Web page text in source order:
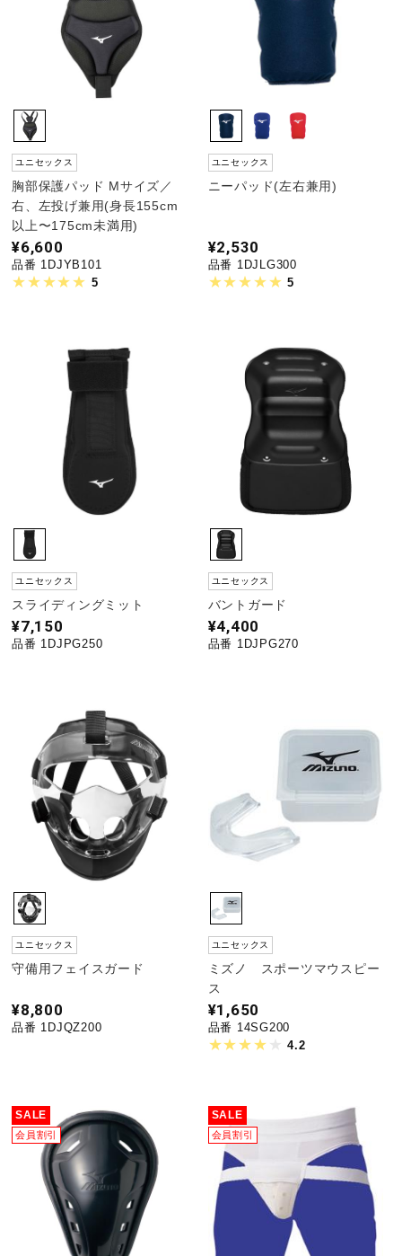
直営店一覧
ユニセックス
胸部保護パッド Mサイズ／
右、左投げ兼用(身長155cm
以上〜175cm未満用)
¥6,600
品番 1DJYB101
5
ユニセックス
ニーパッド(左右兼用)
¥2,530
品番 1DJLG300
5
ユニセックス
スライディングミット
¥7,150
品番 1DJPG250
ユニセックス
バントガード
¥4,400
品番 1DJPG270
ユニセックス
守備用フェイスガード
¥8,800
品番 1DJQZ200
ユニセックス
ミズノ スポーツマウスピー
ス
¥1,650
品番 14SG200
4.2
SALE
会員割引
SALE
会員割引